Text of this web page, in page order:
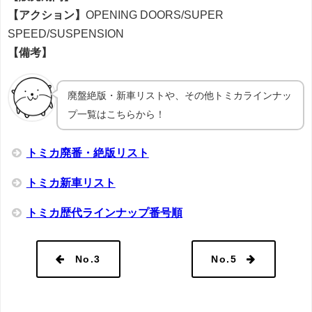
【アクション】 OPENING DOORS/SUPER
SPEED/SUSPENSION
【備考】
廃盤絶版・新車リストや、その他トミカラインナッ
プ一覧はこちらから！
トミカ廃番・絶版リスト
トミカ新車リスト
トミカ歴代ラインナップ番号順
No.3 No.5